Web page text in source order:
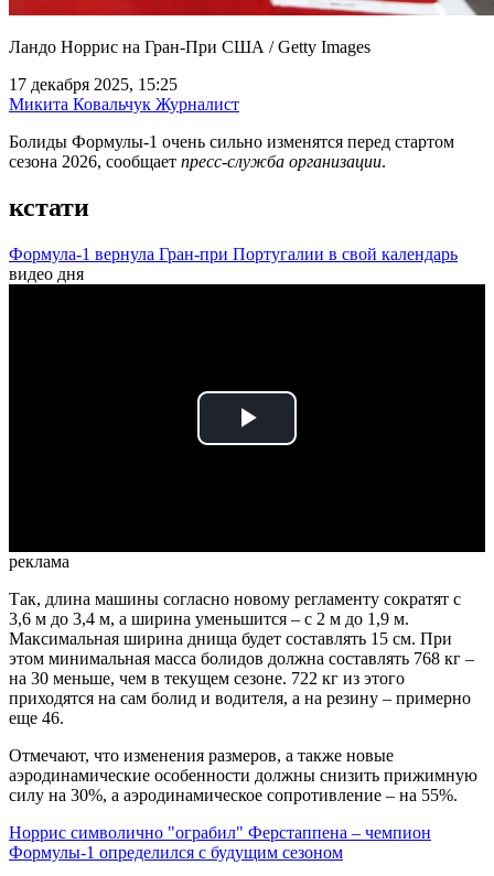
Ландо Норрис на Гран-При США / Getty Images
17 декабря 2025, 15:25
Микита Ковальчук Журналист
Болиды Формулы-1 очень сильно изменятся перед стартом
сезона 2026, сообщает пресс-служба организации.
кстати
Формула-1 вернула Гран-при Португалии в свой календарь
видео дня
Play
реклама
Так, длина машины согласно новому регламенту сократят с
3,6 м до 3,4 м, а ширина уменьшится – с 2 м до 1,9 м.
Максимальная ширина днища будет составлять 15 см. При
этом минимальная масса болидов должна составлять 768 кг –
на 30 меньше, чем в текущем сезоне. 722 кг из этого
приходятся на сам болид и водителя, а на резину – примерно
еще 46.
Отмечают, что изменения размеров, а также новые
аэродинамические особенности должны снизить прижимную
силу на 30%, а аэродинамическое сопротивление – на 55%.
Норрис символично "ограбил" Ферстаппена – чемпион
Формулы-1 определился с будущим сезоном